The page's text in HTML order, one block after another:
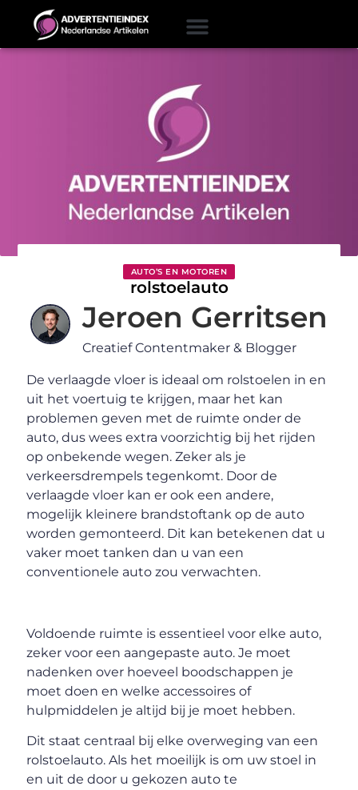
AUTO’S EN MOTOREN
rolstoelauto
Jeroen Gerritsen
Creatief Contentmaker & Blogger
De verlaagde vloer is ideaal om rolstoelen in en
uit het voertuig te krijgen, maar het kan
problemen geven met de ruimte onder de
auto, dus wees extra voorzichtig bij het rijden
op onbekende wegen. Zeker als je
verkeersdrempels tegenkomt. Door de
verlaagde vloer kan er ook een andere,
mogelijk kleinere brandstoftank op de auto
worden gemonteerd. Dit kan betekenen dat u
vaker moet tanken dan u van een
conventionele auto zou verwachten.
Voldoende ruimte is essentieel voor elke auto,
zeker voor een aangepaste auto. Je moet
nadenken over hoeveel boodschappen je
moet doen en welke accessoires of
hulpmiddelen je altijd bij je moet hebben.
Dit staat centraal bij elke overweging van een
rolstoelauto. Als het moeilijk is om uw stoel in
en uit de door u gekozen auto te